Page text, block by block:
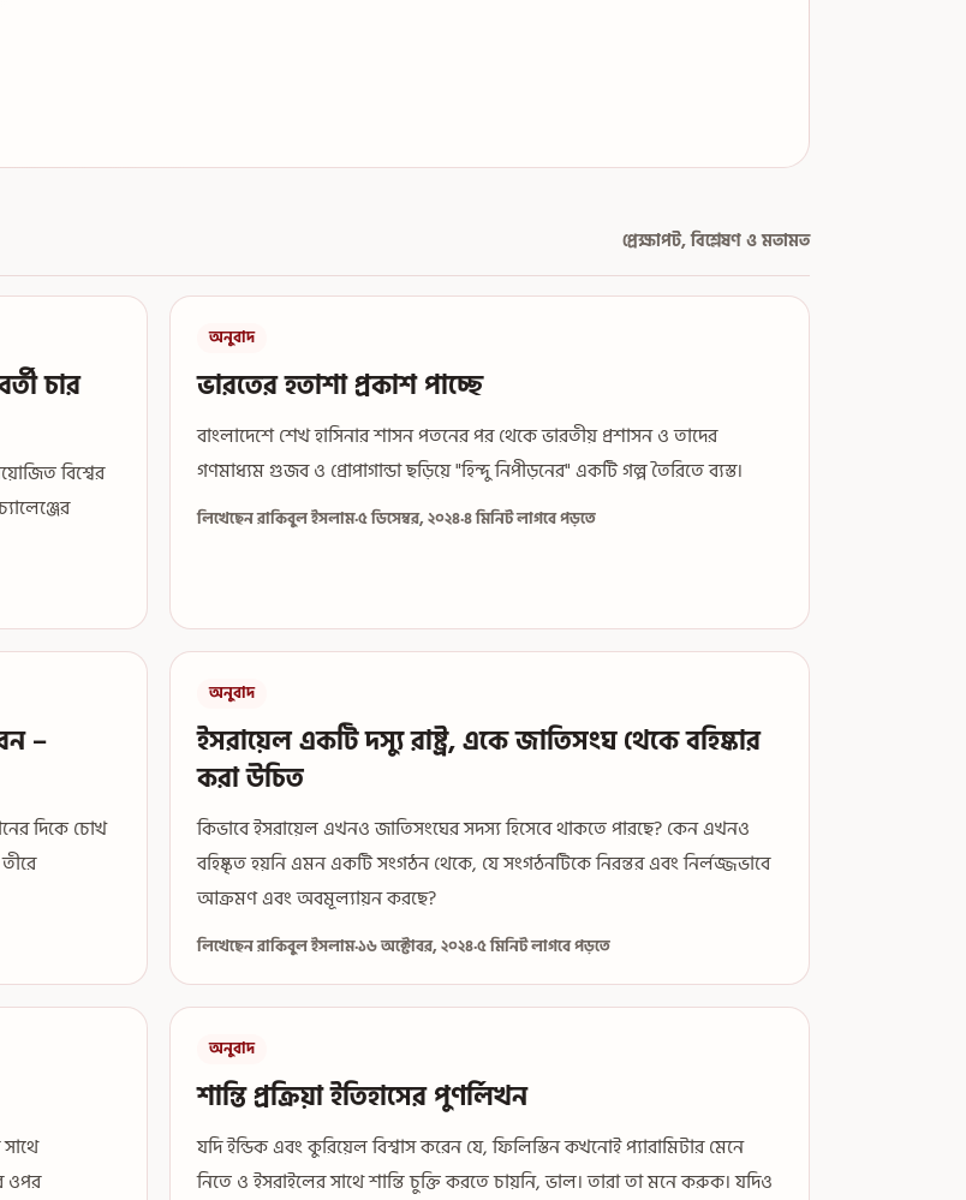
প্রেক্ষাপট, বিশ্লেষণ ও মতামত
চার
বিশ্বের
অনুবাদ
ভারতের হতাশা প্রকাশ পাচ্ছে
বাংলাদেশে শেখ হাসিনার শাসন পতনের পর থেকে ভারতীয় প্রশাসন ও তাদের
গণমাধ্যম গুজব ও প্রোপাগান্ডা ছড়িয়ে "হিন্দু নিপীড়নের" একটি গল্প তৈরিতে ব্যস্ত।
লিখেছেন রাকিবুল ইসলাম·৫ ডিসেম্বর, ২০২৪·৪ মিনিট লাগবে পড়তে
–
দিকে চোখ
অনুবাদ
ইসরায়েল একটি দস্যু রাষ্ট্র, একে জাতিসংঘ থেকে বহিষ্কার
করা উচিত
কিভাবে ইসরায়েল এখনও জাতিসংঘের সদস্য হিসেবে থাকতে পারছে? কেন এখনও
বহিষ্কৃত হয়নি এমন একটি সংগঠন থেকে, যে সংগঠনটিকে নিরন্তর এবং নির্লজ্জভাবে
আক্রমণ এবং অবমূল্যায়ন করছে?
লিখেছেন রাকিবুল ইসলাম·১৬ অক্টোবর, ২০২৪·৫ মিনিট লাগবে পড়তে
ওপর
অনুবাদ
শান্তি প্রক্রিয়া ইতিহাসের পুণর্লিখন
যদি ইন্ডিক এবং কুরিয়েল বিশ্বাস করেন যে, ফিলিস্তিন কখনোই প্যারামিটার মেনে
নিতে ও ইসরাইলের সাথে শান্তি চুক্তি করতে চায়নি, ভাল। তারা তা মনে করুক। যদিও